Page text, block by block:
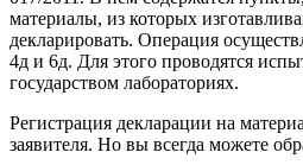
материалы, из которых
декларировать. Операция
4д и 6д. Для этого проводятся
государством лабораториях.
Регистрация декларации на
заявителя. Но вы всегда можете